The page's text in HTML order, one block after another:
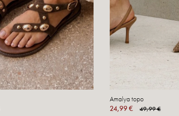
Amalya topo
24,99 €
49,99 €